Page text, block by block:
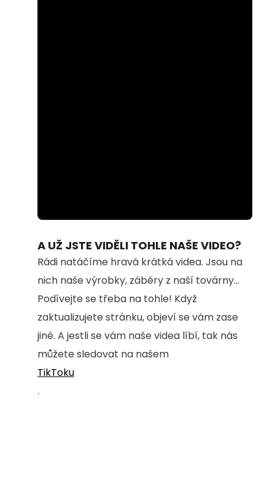
100.00%
A UŽ JSTE VIDĚLI TOHLE NAŠE VIDEO?
Rádi natáčíme hravá krátká videa. Jsou na
nich naše výrobky, záběry z naší továrny...
Podívejte se třeba na tohle! Když
zaktualizujete stránku, objeví se vám zase
jiné. A jestli se vám naše videa líbí, tak nás
můžete sledovat na našem
TikToku
.